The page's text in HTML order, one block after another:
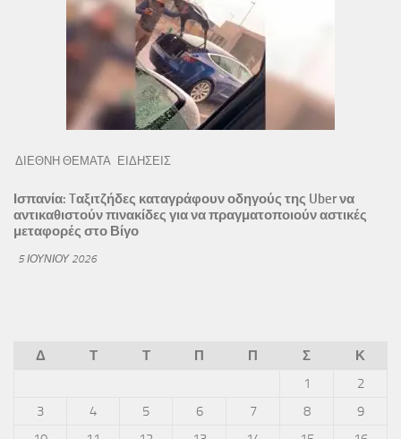
ΔΙΕΘΝΗ ΘΕΜΑΤΑ ΕΙΔΗΣΕΙΣ
Ισπανία: Tαξιτζήδες καταγράφουν οδηγούς της Uber να
αντικαθιστούν πινακίδες για να πραγματοποιούν αστικές
μεταφορές στο Βίγο
5 ΙΟΥΝΊΟΥ 2026
Δ Τ Τ Π Π Σ
Κ
1
2
3
4 5 6 7 8
9